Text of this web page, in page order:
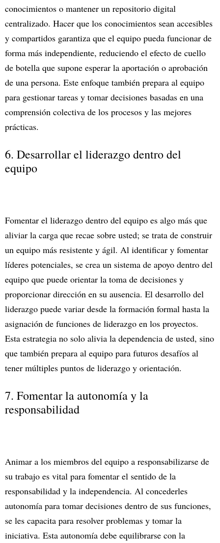
conocimientos o mantener un repositorio digital
centralizado. Hacer que los conocimientos sean accesibles
y compartidos garantiza que el equipo pueda funcionar de
forma más independiente, reduciendo el efecto de cuello
de botella que supone esperar la aportación o aprobación
de una persona. Este enfoque también prepara al equipo
para gestionar tareas y tomar decisiones basadas en una
comprensión colectiva de los procesos y las mejores
prácticas.
6. Desarrollar el liderazgo dentro del
equipo
Fomentar el liderazgo dentro del equipo es algo más que
aliviar la carga que recae sobre usted; se trata de construir
un equipo más resistente y ágil. Al identificar y fomentar
líderes potenciales, se crea un sistema de apoyo dentro del
equipo que puede orientar la toma de decisiones y
proporcionar dirección en su ausencia. El desarrollo del
liderazgo puede variar desde la formación formal hasta la
asignación de funciones de liderazgo en los proyectos.
Esta estrategia no solo alivia la dependencia de usted, sino
que también prepara al equipo para futuros desafíos al
tener múltiples puntos de liderazgo y orientación.
7. Fomentar la autonomía y la
responsabilidad
Animar a los miembros del equipo a responsabilizarse de
su trabajo es vital para fomentar el sentido de la
responsabilidad y la independencia. Al concederles
autonomía para tomar decisiones dentro de sus funciones,
se les capacita para resolver problemas y tomar la
iniciativa. Esta autonomía debe equilibrarse con la